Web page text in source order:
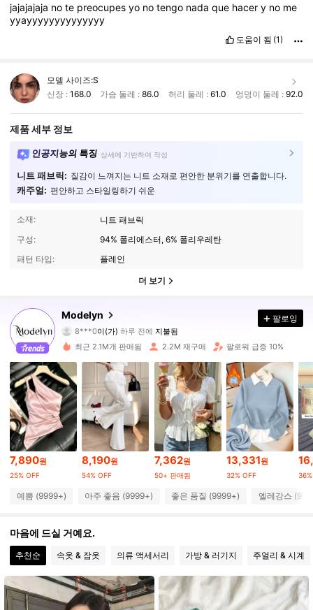
jajajajaja note preocupesyo notengo nadaque hacery no me
yyayyyyyyyyyyyyyy
도움이 됨 (1)
모델 사이즈:S
신장 : 168.0 가슴 둘레 :86.0 허리 둘레 : 61.0 엉덩이 둘레 : 92.0
제품 세부 정보
인공지능의 특징 상세에 기반하여 작성
니트 패브릭: 질감이 느껴지는 니트 소재로 편안한 분위기를 연출합니다.
캐주얼: 편안하고 스타일링하기 쉬운
소재:
니트 패브릭
구성:
94% 폴리에스터, 6% 폴리우레탄
패턴 타입:
플레인
더 보기
Modelyn
4.92
1.2M 팔로워
이(가) 하루 전에
지불됨
c***l다음30분 전에
4.92 1.2M 팔로워
4.92 1.2M 팔로워
4.92
4.92 1.2M 팔로워
팔로잉
최근 2.1M개 판매됨 2.2M 재구매 팔로워 급증 10%
7,890원
25% OFF
8,190원
54% OFF
7,362원
50+ 판매됨
13,331원
32% OFF
예쁨 (9999+) 아주 좋음 (9999+) 좋은 품질 (9999+) 엘레강스
마음에 드실 거예요.
추천순 속옷 & 잠옷 의류 액세서리 가방 & 러기지 주얼리 & 시계